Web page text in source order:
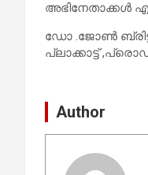
അഭിനേതാക്കൾ
ഡോ .ജോൺ
പ്ലാക്കാട്ട്
Author